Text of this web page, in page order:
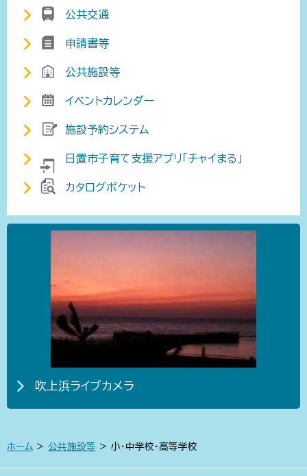
公共交通
申請書等
公共施設等
イベントカレンダー
施設予約システム
日置市子育て支援アプリ「チャイまる」
カタログポケット
吹上浜ライブカメラ
ホーム > 公共施設等 > 小・中学校・高等学校